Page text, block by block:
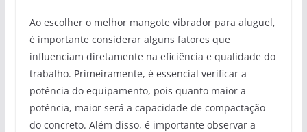
Ao escolher o melhor mangote vibrador para aluguel,
é importante considerar alguns fatores que
influenciam diretamente na eficiência e qualidade do
trabalho. Primeiramente, é essencial verificar a
potência do equipamento, pois quanto maior a
potência, maior será a capacidade de compactação
do concreto. Além disso, é importante observar a